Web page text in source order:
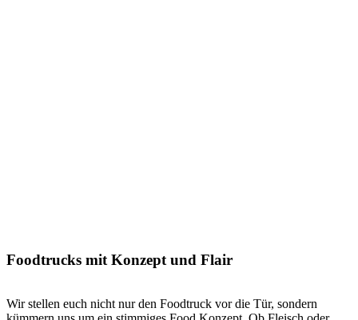
Foodtrucks mit Konzept und Flair
Wir stellen euch nicht nur den Food­truck vor die Tür, sondern